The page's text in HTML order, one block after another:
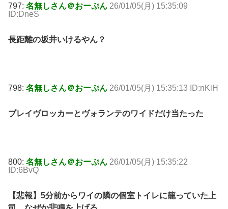
797: 名無しさん＠おーぷん 26/01/05(月) 15:35:09
ID:DneS
長距離の坂井いけるやん？
798: 名無しさん＠おーぷん 26/01/05(月) 15:35:13 ID:nKlH
ブレイヴロッカーとヴォランテのワイドだけ当たった
800: 名無しさん＠おーぷん 26/01/05(月) 15:35:22
ID:6BvQ
【悲報】5分前からワイの隣の個室トイレに籠っていた上